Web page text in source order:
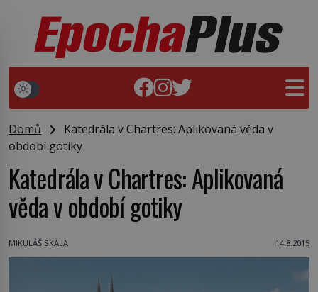
Domů
Katedrála v Chartres: Aplikovaná věda v
období gotiky
Katedrála v Chartres: Aplikovaná
věda v období gotiky
MIKULÁŠ SKÁLA 14.8.2015